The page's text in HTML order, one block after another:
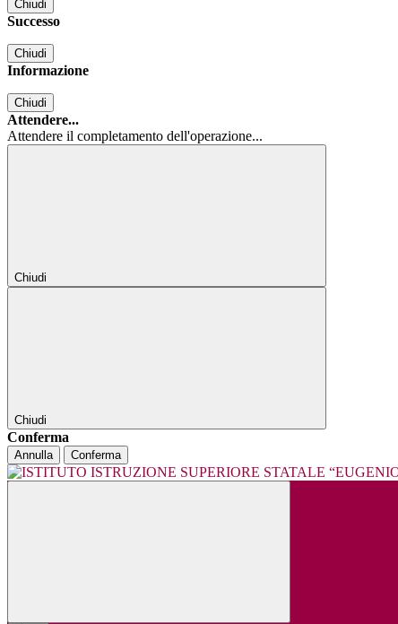
Chiudi
Successo
Chiudi
Informazione
Chiudi
Attendere...
Attendere il completamento dell'operazione...
Chiudi
Chiudi
Conferma
Annulla Conferma